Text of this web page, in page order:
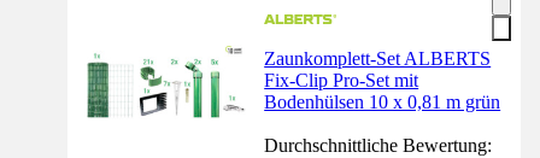
Zaunkomplett-Set ALBERTS
Fix-Clip Pro-Set mit
Bodenhülsen 10 x 0,81 m grün
Durchschnittliche Bewertung: